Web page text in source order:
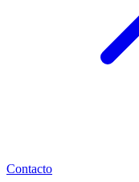
Contacto